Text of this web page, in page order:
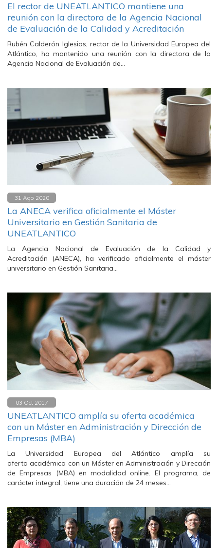
El rector de UNEATLANTICO mantiene una
reunión con la directora de la Agencia Nacional
de Evaluación de la Calidad y Acreditación
Rubén Calderón Iglesias, rector de la Universidad Europea del
Atlántico, ha mantenido una reunión con la directora de la
Agencia Nacional de Evaluación de…
31 Ago 2020
La ANECA verifica oficialmente el Máster
Universitario en Gestión Sanitaria de
UNEATLANTICO
La Agencia Nacional de Evaluación de la Calidad y
Acreditación (ANECA), ha verificado oficialmente el máster
universitario en Gestión Sanitaria…
03 Oct 2017
UNEATLANTICO amplía su oferta académica
con un Máster en Administración y Dirección de
Empresas (MBA)
La Universidad Europea del Atlántico amplía su
oferta académica con un Máster en Administración y Dirección
de Empresas (MBA) en modalidad online. El programa, de
carácter integral, tiene una duración de 24 meses…